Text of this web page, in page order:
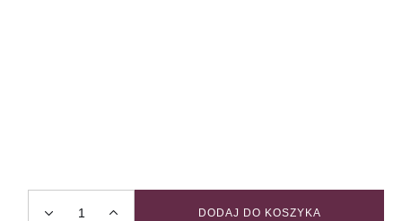
DODAJ DO KOSZYKA